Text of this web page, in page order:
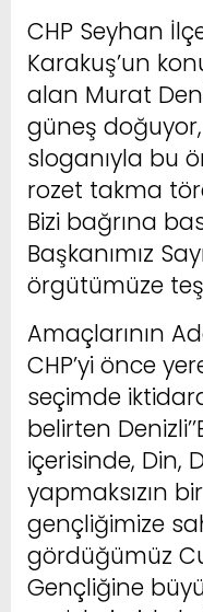
CHP Seyhan
Karakuş’un
alan Murat
güneş
sloganıyla bu
rozet takma
Bizi bağrına
Başkanımız
örgütümüze
Amaçlarının
CHP’yi önce
seçimde
belirten
içerisinde, Din,
yapmaksızın
gençliğimize
gördüğümüz
Gençliğine